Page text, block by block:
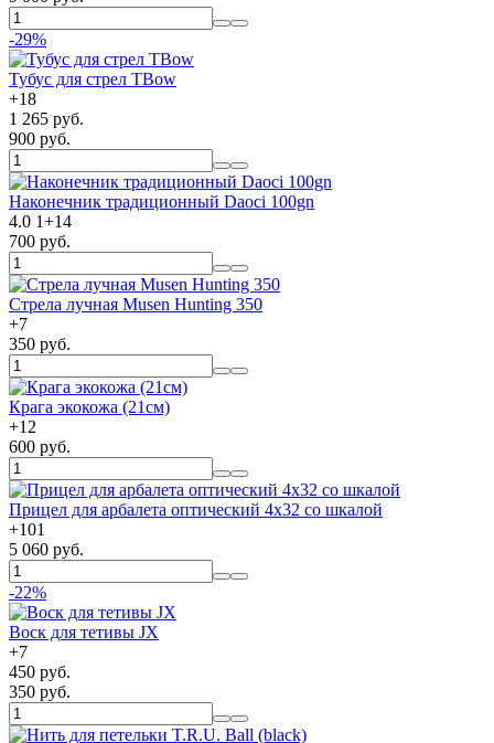
-29%
Тубус для стрел TBow
+18
1 265 руб.
900 руб.
Наконечник традиционный Daoci 100gn
4.0 1+14
700 руб.
Стрела лучная Musen Hunting 350
+7
350 руб.
Крага экокожа (21см)
+12
600 руб.
Прицел для арбалета оптический 4х32 со шкалой
+101
5 060 руб.
-22%
Воск для тетивы JX
+7
450 руб.
350 руб.